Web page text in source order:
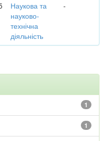
Наукова та
науково-
технічна
діяльність
-
1
1